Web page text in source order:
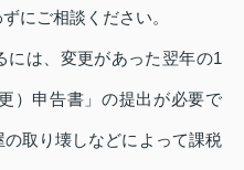
にご相談ください。
には、変更があった翌年の1
）申告書」の提出が必要で
取り壊しなどによって課税